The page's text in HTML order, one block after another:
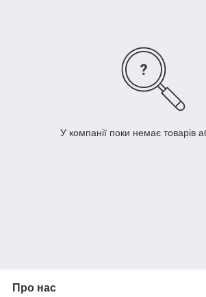
У компанії поки немає товарів
Про нас